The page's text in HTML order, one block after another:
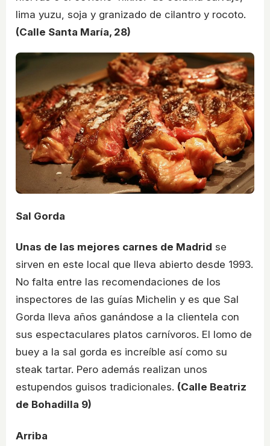
lima yuzu, soja y granizado de cilantro y rocoto.
(Calle Santa María, 28)
Sal Gorda
Unas de las mejores carnes de Madrid se
sirven en este local que lleva abierto desde 1993.
No falta entre las recomendaciones de los
inspectores de las guías Michelin y es que Sal
Gorda lleva años ganándose a la clientela con
sus espectaculares platos carnívoros. El lomo de
buey a la sal gorda es increíble así como su
steak tartar. Pero además realizan unos
estupendos guisos tradicionales. (Calle Beatriz
de Bohadilla 9)
Arriba